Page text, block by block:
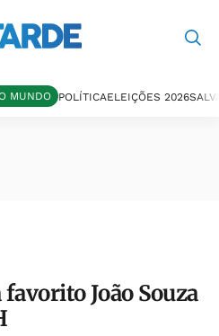
MUNDO POLÍTICAELEIÇÕES 2026
João Souza